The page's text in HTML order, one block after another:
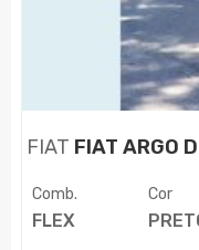
FIAT FIAT ARGO
Comb.
FLEX
Cor